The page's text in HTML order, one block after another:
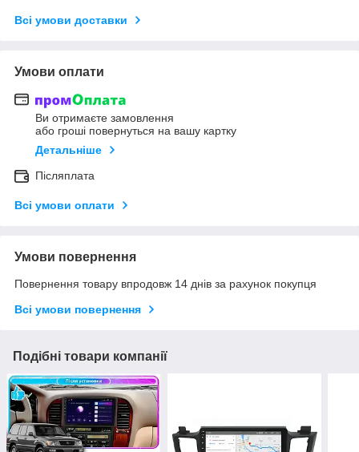
Всі умови доставки
Умови оплати
Ви отримаєте замовлення
або гроші повернуться на вашу картку
Детальніше
Післяплата
Всі умови оплати
Умови повернення
Повернення товару впродовж 14 днів за рахунок покупця
Всі умови повернення
Подібні товари компанії